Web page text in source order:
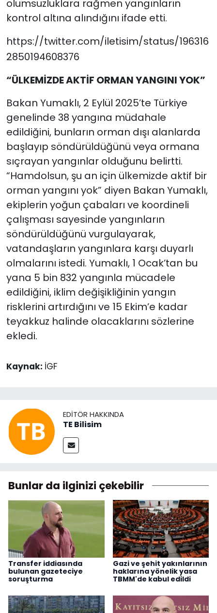
olumsuzluklara rağmen yangınların
kontrol altına alındığını ifade etti.
https://twitter.com/iletisim/status/196316
2850194608376
“ÜLKEMİZDE AKTİF ORMAN YANGINI YOK”
Bakan Yumaklı, 2 Eylül 2025’te Türkiye
genelinde 38 yangına müdahale
edildiğini, bunların orman dışı alanlarda
başlayıp söndürüldüğünü veya ormana
sıçrayan yangınlar olduğunu belirtti.
“Hamdolsun, şu an için ülkemizde aktif bir
orman yangını yok” diyen Bakan Yumaklı,
ekiplerin yoğun çabaları ve koordineli
çalışması sayesinde yangınların
söndürüldüğünü vurgulayarak,
vatandaşların yangınlara karşı duyarlı
olmalarını istedi. Yumaklı, 1 Ocak’tan bu
yana 5 bin 832 yangınla mücadele
edildiğini, iklim değişikliğinin yangın
risklerini artırdığını ve 15 Ekim’e kadar
teyakkuz halinde olacaklarını sözlerine
ekledi.
Kaynak: İGF
EDITÖR HAKKINDA
TE Bilisim
Bunlar da ilginizi çekebilir
Transfer iddiasında
bulunan gazeteciye
soruşturma
Gazi ve şehit yakınlarının
haklarına yönelik yasa
TBMM'de kabul edildi